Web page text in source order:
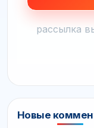
рассылка
Новые